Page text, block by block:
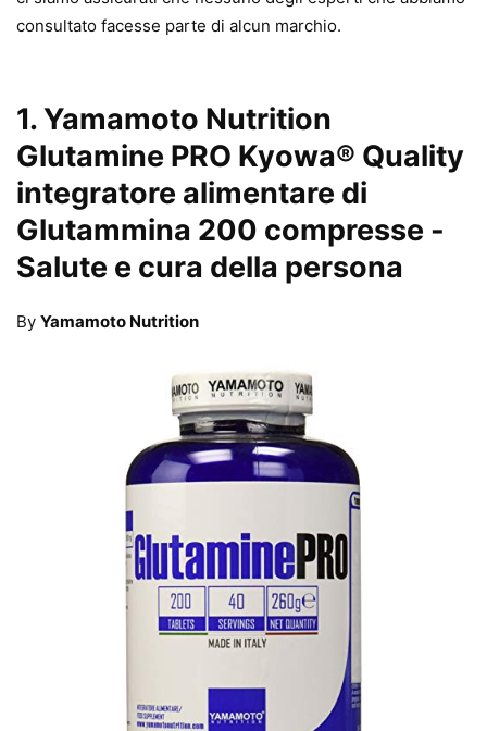
consultato facesse parte di alcun marchio.
1.Yamamoto Nutrition
Glutamine PRO Kyowa® Quality
integratore alimentare di
Glutammina 200 compresse -
Salute e cura della persona
By Yamamoto Nutrition